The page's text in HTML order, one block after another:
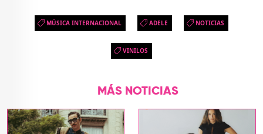
MÚSICA INTERNACIONAL ADELE NOTICIAS
VINILOS
MÁS NOTICIAS